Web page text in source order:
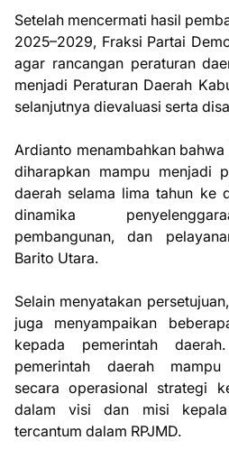
Setelah mencermati hasil
2025–2029, Fraksi Partai
agar rancangan peraturan
menjadi Peraturan Daerah
selanjutnya dievaluasi serta
Ardianto menambahkan
diharapkan mampu menjadi
daerah selama lima tahun ke
dinamika
pembangunan, dan
Barito Utara.
Selain menyatakan
juga menyampaikan
kepada pemerintah
pemerintah daerah mampu
secara operasional strategi
dalam visi dan misi kepala
tercantum dalam RPJMD.